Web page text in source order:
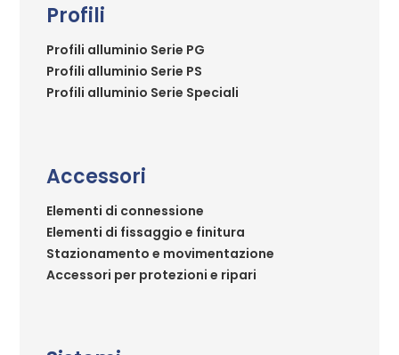
Profili
Profili alluminio Serie PG
Profili alluminio Serie PS
Profili alluminio Serie Speciali
Accessori
Elementi di connessione
Elementi di fissaggio e finitura
Stazionamento e movimentazione
Accessori per protezioni e ripari